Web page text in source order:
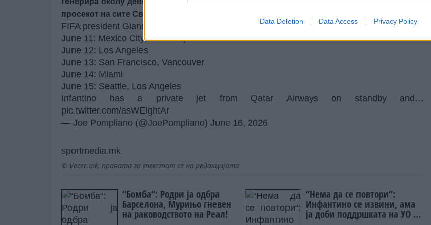
Data Deletion Data Access Privacy Policy
просекот на сите Светски првенства одржани од 2010 до 2022 година“.
FIFA president Gianni Infantino is logging some serious air miles this World Cup:
June 11: Mexico City, Guadalajara
June 12: Los Angeles
June 13: San Francisco, Vancouver
June 14: Miami
June 15: Seattle, Los Angeles
Infantino has a private jet from Qatar Airways on standby and…
pic.twitter.com/asWElghtAr
— Joe Pompliano (@JoePompliano) June 16, 2026
sportmedia.mk
© Vecer.mk, правата за текстот се на редакцијата
“Бомба“: Родри ја одбра
Барселона, Мурињо гневен
на раководството на Реал!
“Нема да се повтори“:
Инфантино се извини, ама
ја доби поддршката на УО на